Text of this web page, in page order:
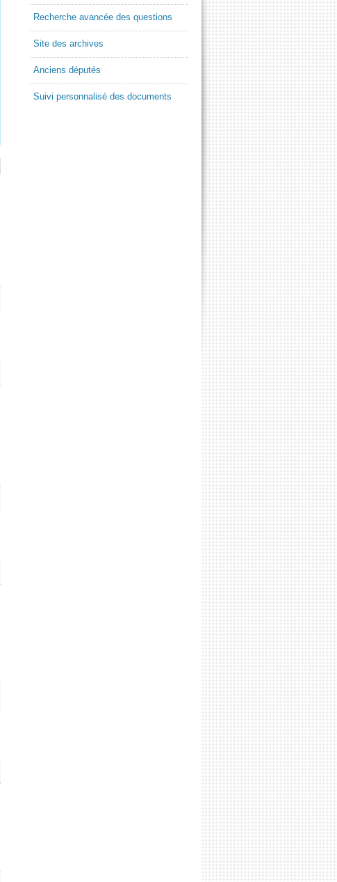
Recherche avancée des questions
Site des archives
Anciens députés
Suivi personnalisé des documents